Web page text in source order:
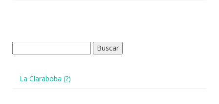
La Claraboba (?)